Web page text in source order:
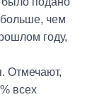
чем
году,
Отмечают,
всех